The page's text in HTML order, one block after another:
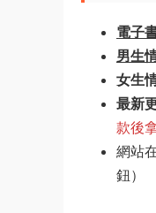
電子
男生
女生
最新
款後
網站
鈕）